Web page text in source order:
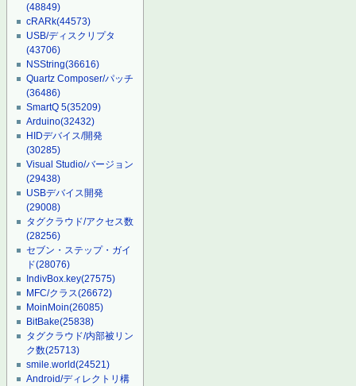
(48849)
cRARk(44573)
USB/ディスクリプタ
(43706)
NSString(36616)
Quartz Composer/パッチ
(36486)
SmartQ 5(35209)
Arduino(32432)
HIDデバイス/開発
(30285)
Visual Studio/バージョン
(29438)
USBデバイス開発
(29008)
タグクラウド/アクセス数
(28256)
セブン・ステップ・ガイ
ド(28076)
IndivBox.key(27575)
MFC/クラス(26672)
MoinMoin(26085)
BitBake(25838)
タグクラウド/内部被リン
ク数(25713)
smile.world(24521)
Android/ディレクトリ構